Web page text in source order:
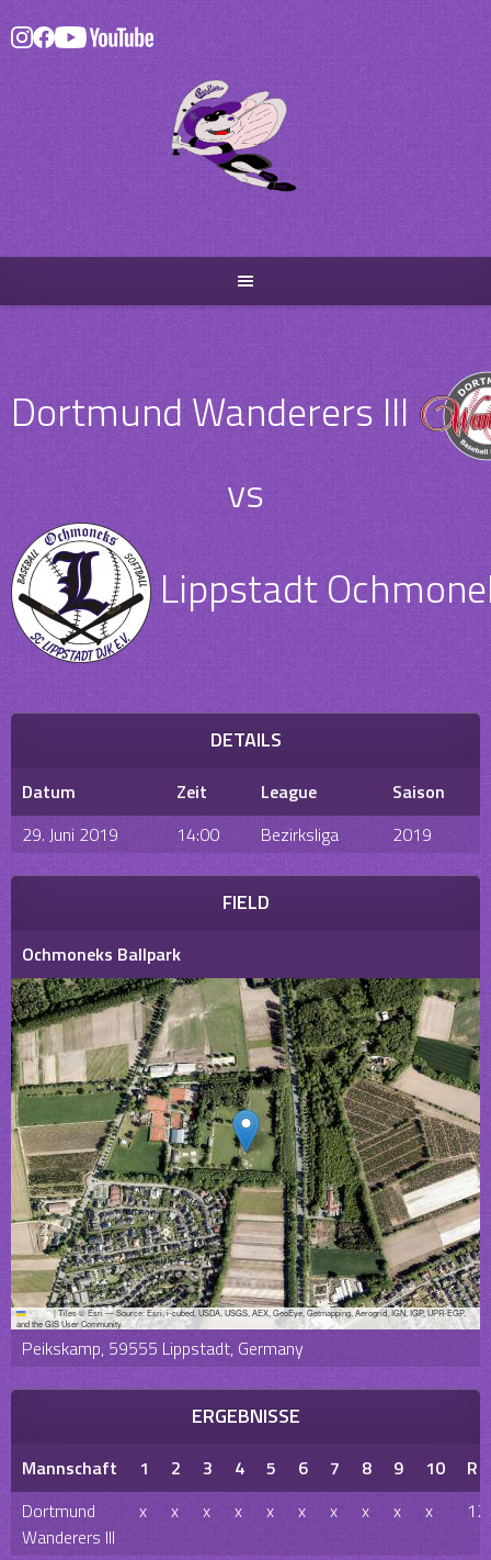
Skip
to
content
Dortmund Wanderers III
vs
Lippstadt
DETAILS
Datum Zeit League
Saison
29. Juni 2019
14:00 Bezirksliga 2019
FIELD
Ochmoneks Ballpark
Leaflet|Tiles © Esri — Source: Esri, i-cubed, USDA, USGS, AEX, GeoEye, Getmapping, Aerogrid, IGN, IGP, UPR-EGP,
and the GIS User Community
Peikskamp, 59555 Lippstadt, Germany
ERGEBNISSE
Mannschaft 1 2 3 4 5 6 7 8 9 10
R
Dortmund
Wanderers III
x x x x x x x x x x 12